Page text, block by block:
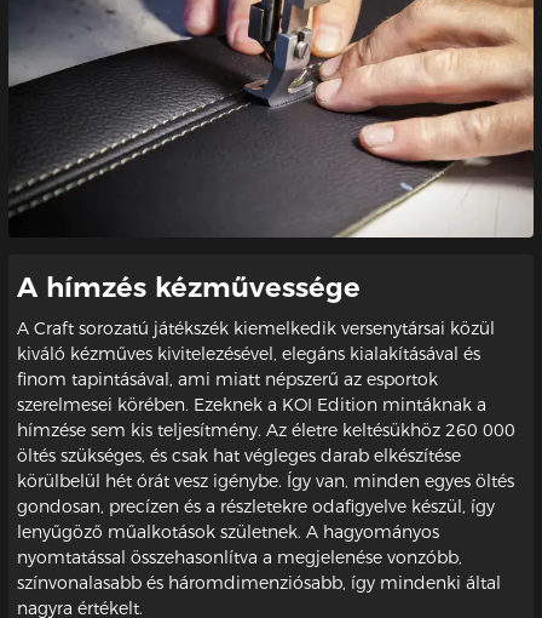
A hímzés kézművessége
A Craft sorozatú játékszék kiemelkedik versenytársai közül
kiváló kézműves kivitelezésével, elegáns kialakításával és
finom tapintásával, ami miatt népszerű az esportok
szerelmesei körében. Ezeknek a KOI Edition mintáknak a
hímzése sem kis teljesítmény. Az életre keltésükhöz 260 000
öltés szükséges, és csak hat végleges darab elkészítése
körülbelül hét órát vesz igénybe. Így van, minden egyes öltés
gondosan, precízen és a részletekre odafigyelve készül, így
lenyűgöző műalkotások születnek. A hagyományos
nyomtatással összehasonlítva a megjelenése vonzóbb,
színvonalasabb és háromdimenziósabb, így mindenki által
nagyra értékelt.